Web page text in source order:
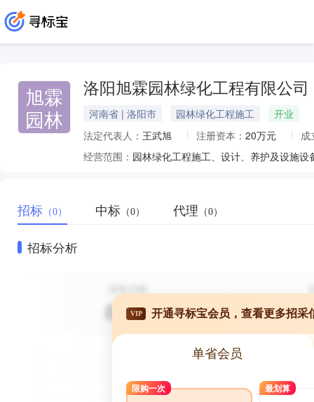
旭霖
园林
洛阳旭霖园林绿化工程有限公司
河南省 | 洛阳市 园林绿化工程施工
开业
法定代表人： 王武旭 注册资本： 20万元
成
经营范围： 园林绿化工程施工、设计、养护及设施
招标 （0） 中标 （0） 代理 （0）
招标分析
VIP 开通寻标宝会员，查看更多招采
单省会员
限购一次 最划算